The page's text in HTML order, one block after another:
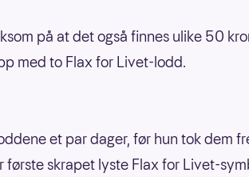
på at det også finnes ulike 50
med to Flax for Livet-lodd.
et par dager, før hun tok dem
første skrapet lyste Flax for Livet-